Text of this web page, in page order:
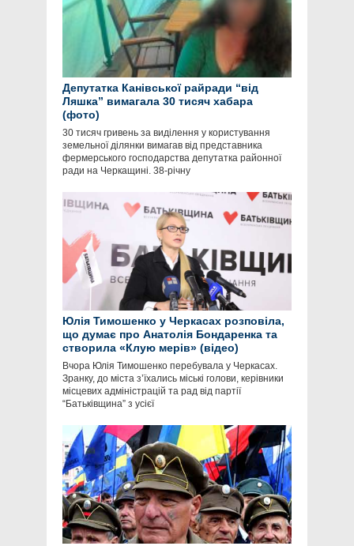
Депутатка Канівської райради “від
Ляшка” вимагала 30 тисяч хабара
(фото)
30 тисяч гривень за виділення у користування
земельної ділянки вимагав від представника
фермерського господарства депутатка районної
ради на Черкащині. 38-річну
Юлія Тимошенко у Черкасах розповіла,
що думає про Анатолія Бондаренка та
створила «Клую мерів» (відео)
Вчора Юлія Тимошенко перебувала у Черкасах.
Зранку, до міста з’їхались міські голови, керівники
місцевих адміністрацій та рад від партії
“Батьківщина” з усієї